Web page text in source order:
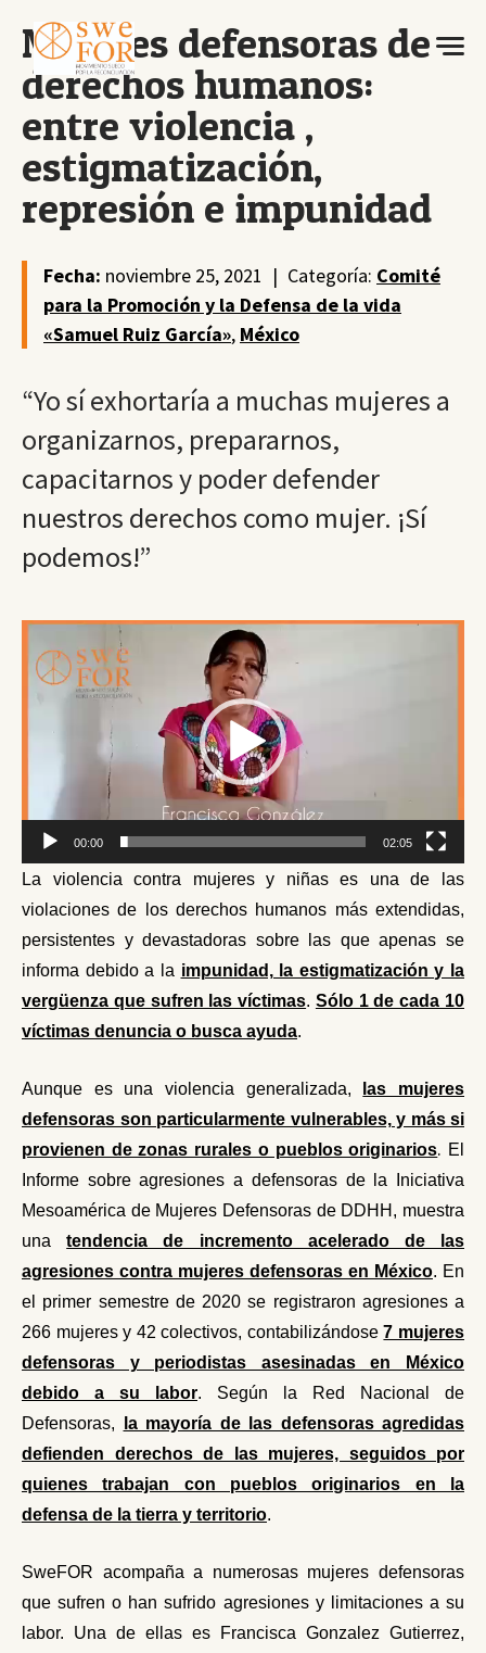
Mujeres defensoras de
derechos humanos:
entre violencia ,
estigmatización,
represión e impunidad
Fecha: noviembre 25, 2021 | Categoría: Comité
para la Promoción y la Defensa de la vida
«Samuel Ruiz García», México
“Yo sí exhortaría a muchas mujeres a
organizarnos, prepararnos,
capacitarnos y poder defender
nuestros derechos como mujer. ¡Sí
podemos!”
Reproductor
de
vídeo
00:00 02:05
La violencia contra mujeres y niñas es una de las
violaciones de los derechos humanos más extendidas,
persistentes y devastadoras sobre las que apenas se
informa debido a la impunidad, la estigmatización y la
vergüenza que sufren las víctimas. Sólo 1 de cada 10
víctimas denuncia o busca ayuda.
Aunque es una violencia generalizada,
las mujeres
defensoras son particularmente vulnerables, y más si
provienen de zonas rurales o pueblos originarios. El
Informe sobre agresiones a defensoras de la Iniciativa
Mesoamérica de Mujeres Defensoras de DDHH, muestra
una
tendencia de incremento acelerado de las
agresiones contra mujeres defensoras en México. En
el primer semestre de 2020 se registraron agresiones a
266 mujeres y 42 colectivos, contabilizándose7 mujeres
defensoras y periodistas asesinadas en México
debido a su labor. Según la Red Nacional de
Defensoras,
la mayoría de las defensoras agredidas
defienden derechos de las mujeres, seguidos por
quienes trabajan con pueblos originarios en la
defensa de la tierra y territorio.
SweFOR acompaña a numerosas mujeres defensoras
que sufren o han sufrido agresiones y limitaciones a su
labor. Una de ellas es Francisca Gonzalez Gutierrez,